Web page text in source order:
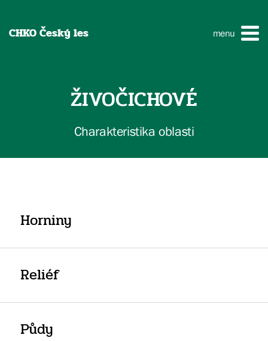
CHKO Český les menu
ŽIVOČICHOVÉ
Charakteristika oblasti
Horniny
Reliéf
Půdy